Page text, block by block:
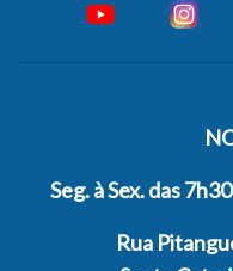
Seg. à Sex. das
Rua